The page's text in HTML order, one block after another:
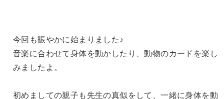
今回も賑やかに始まりました♪
音楽に合わせて身体を動かしたり、動物のカードを楽し
みましたよ。
初めましての親子も先生の真似をして、一緒に身体を動